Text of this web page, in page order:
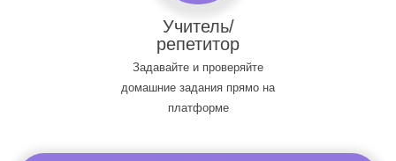
Учитель/
репетитор
Задавайте и проверяйте
домашние задания прямо на
платформе